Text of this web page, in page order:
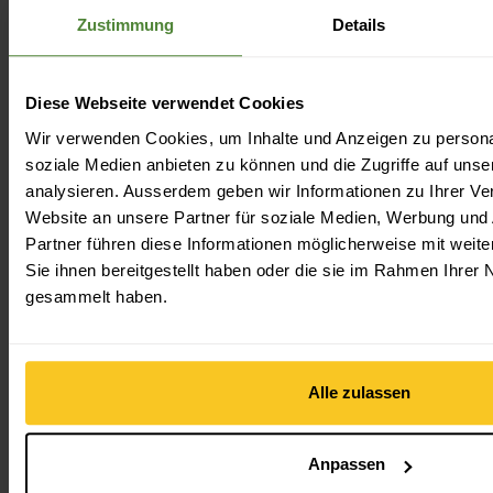
Zustimmung Details
Diese Webseite verwendet Cookies
Wir verwenden Cookies, um Inhalte und Anzeigen zu
soziale Medien anbieten zu können und die Zugriffe auf
analysieren. Ausserdem geben wir Informationen zu Ihrer
Website an unsere Partner für soziale Medien, Werbung
Partner führen diese Informationen möglicherweise mit
Sie ihnen bereitgestellt haben oder die sie im Rahmen Ihrer
gesammelt haben.
Alle zulassen
Anpassen
Direkt nach dem urbanen Boulderspot kannst du in der Aare